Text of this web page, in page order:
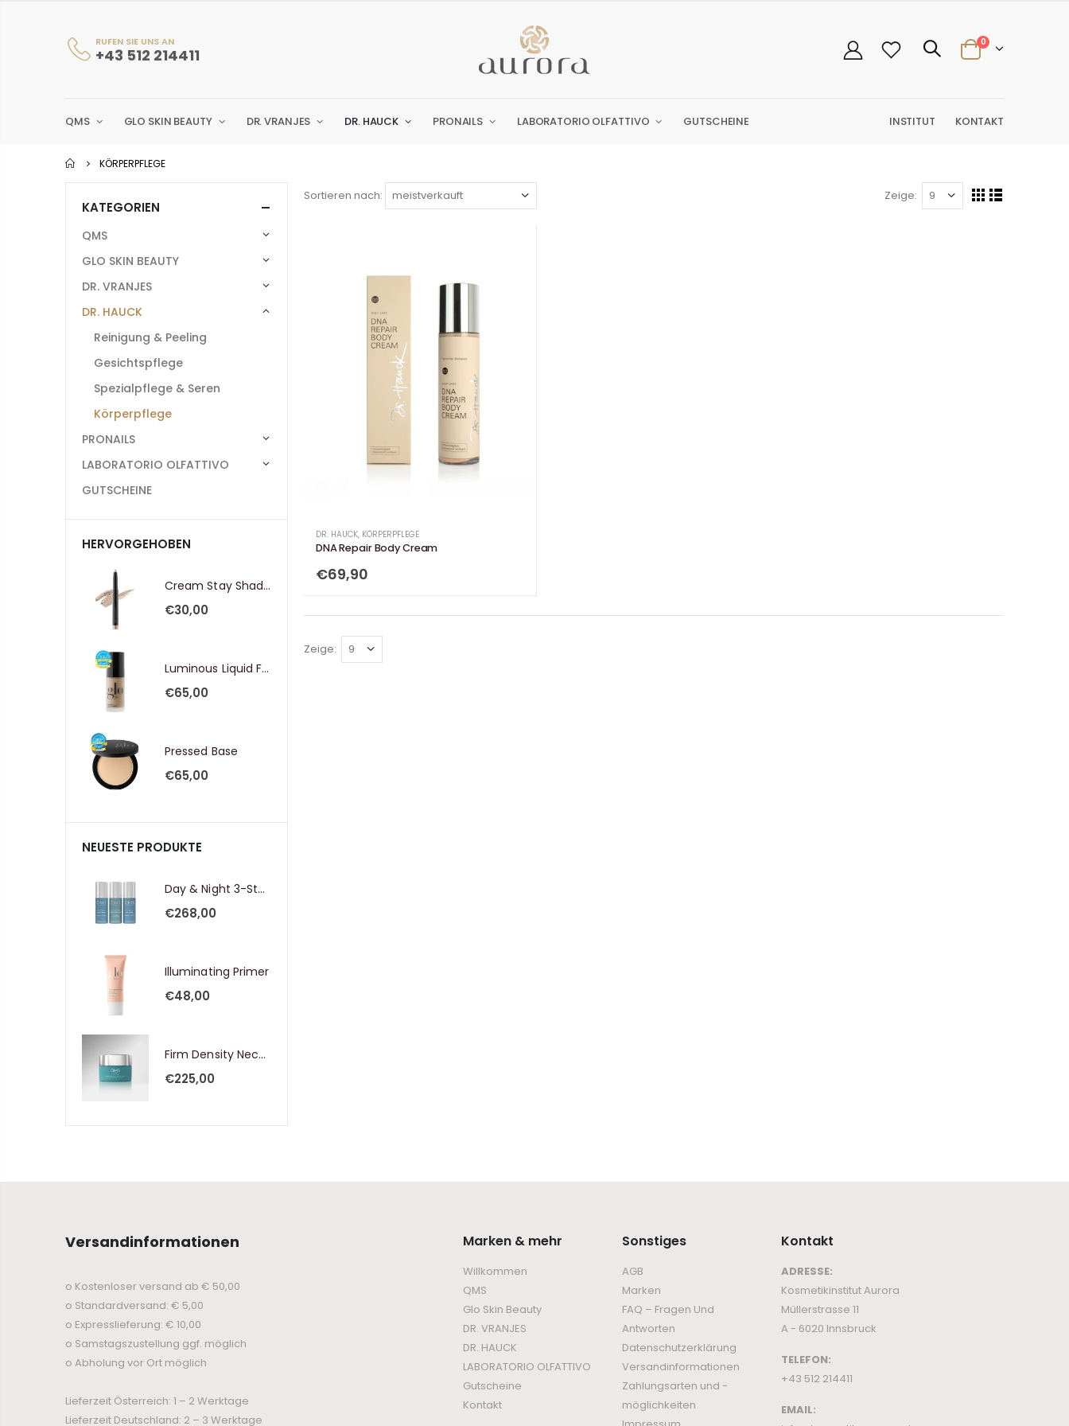
RUFEN SIE UNS AN
+43 512 214411
0
QMS GLO SKIN BEAUTY DR. VRANJES DR. HAUCK PRONAILS LABORATORIO OLFATTIVO GUTSCHEINE KONTAKT
INSTITUT
KÖRPERPFLEGE
Sortieren nach: Zeige:
DR. HAUCK, KÖRPERPFLEGE
DNA Repair Body Cream
€69,90
Zeige:
KATEGORIEN
QMS
GLO SKIN BEAUTY
DR. VRANJES
DR. HAUCK
Reinigung & Peeling
Gesichtspflege
Spezialpflege & Seren
Körperpflege
PRONAILS
LABORATORIO OLFATTIVO
GUTSCHEINE
HERVORGEHOBEN
Cream Stay Shadow Stick
€30,00
Luminous Liquid Foundation SPF 18
€65,00
Pressed Base
€65,00
NEUESTE PRODUKTE
Day & Night 3-Step Core Routine Set Strong
€268,00
Illuminating Primer
€48,00
Firm Density Neck & Bust Cream
€225,00
Versandinformationen
o Kostenloser versand ab € 50,00
o Standardversand: € 5,00
o Expresslieferung: € 10,00
o Samstagszustellung ggf. möglich
o Abholung vor Ort möglich
Lieferzeit Österreich: 1 – 2 Werktage
Lieferzeit Deutschland: 2 – 3 Werktage
Marken & mehr
Willkommen
QMS
Glo Skin Beauty
DR. VRANJES
DR. HAUCK
LABORATORIO OLFATTIVO
Gutscheine
Kontakt
Sonstiges
AGB
Marken
FAQ – Fragen Und
Antworten
Datenschutzerklärung
Versandinformationen
Zahlungsarten und -
möglichkeiten
Kontakt
ADRESSE:
Kosmetikinstitut Aurora
Müllerstrasse 11
A - 6020 Innsbruck
TELEFON:
+43 512 214411
EMAIL: